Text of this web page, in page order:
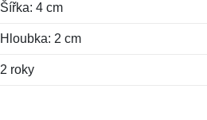
Šířka: 4 cm
Hloubka: 2 cm
2 roky